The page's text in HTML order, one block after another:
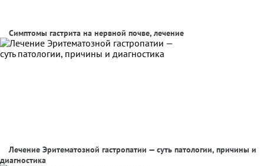
Симптомы гастрита на нервной почве, лечение
Лечение Эритематозной гастропатии — суть патологии, причины и
диагностика